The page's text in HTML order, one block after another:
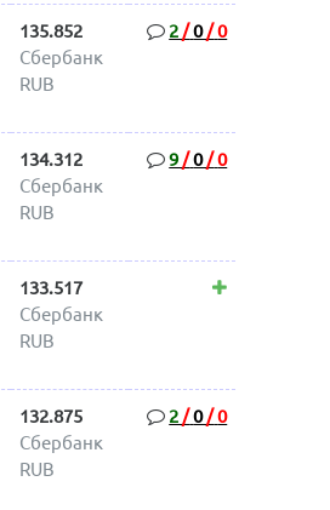
135.852
Сбербанк
RUB
2 /0/0
134.312
Сбербанк
RUB
9 /0/0
133.517
Сбербанк
RUB
132.875
Сбербанк
RUB
2 /0/0